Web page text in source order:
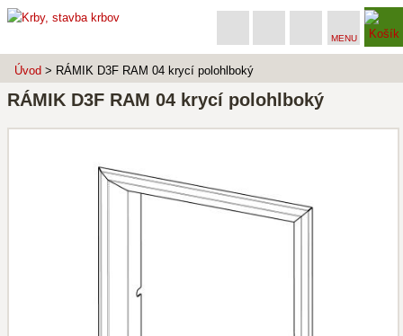
MENU
Úvod > RÁMIK D3F RAM 04 krycí polohlboký
RÁMIK D3F RAM 04 krycí polohlboký